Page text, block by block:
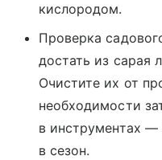
кислородом.
Проверка
достать из сарая
Очистите их от
необходимости
в инструментах —
в сезон.